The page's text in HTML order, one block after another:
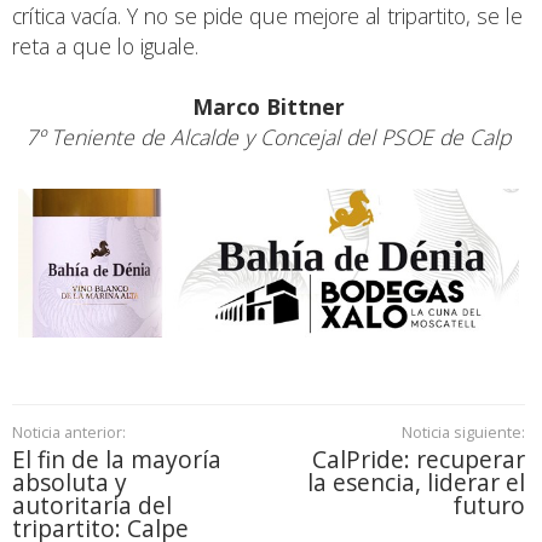
crítica vacía. Y no se pide que mejore al tripartito, se le
reta a que lo iguale.
Marco Bittner
7º Teniente de Alcalde y Concejal del PSOE de Calp
Noticia anterior:
El fin de la mayoría
absoluta y
autoritaria del
tripartito: Calpe
Noticia siguiente:
CalPride: recuperar
la esencia, liderar el
futuro